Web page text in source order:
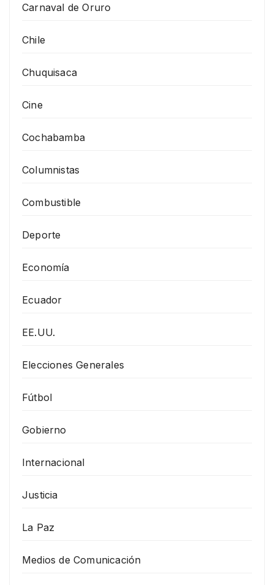
Carnaval de Oruro
Chile
Chuquisaca
Cine
Cochabamba
Columnistas
Combustible
Deporte
Economía
Ecuador
EE.UU.
Elecciones Generales
Fútbol
Gobierno
Internacional
Justicia
La Paz
Medios de Comunicación